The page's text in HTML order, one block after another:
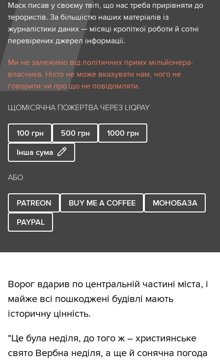
Маск писав у своєму твіті, що нас треба прирівняти до
терористів. За більшістю наших матеріалів із
журналістики даних — місяці кропіткої роботи й сотні
перевірених джерел інформації.
Ми не залежимо від політичних примх мільйонера-
власника. Ніхто не може вказувати нам, чого не
говорити чи про що не повідомляти.
ЩОМІСЯЧНА ПОЖЕРТВА ЧЕРЕЗ LIQPAY
100 грн 500 грн 1000 грн
Інша сума
АБО
PATREON BUY ME A COFFEE
МОНОБАЗА
PAYPAL
Ворог вдарив по центральній частині міста, і
майже всі пошкоджені будівлі мають
історичну цінність.
"Це була неділя, до того ж – християнське
свято Вербна неділя, а ще й сонячна погода